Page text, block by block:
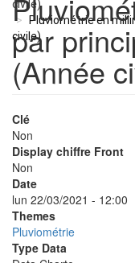
civile)
Pluviométrie en
civile)
par
(Année
Clé
Non
Display chiffre Front
Non
Date
lun 22/03/2021 - 12:00
Themes
Pluviométrie
Type Data